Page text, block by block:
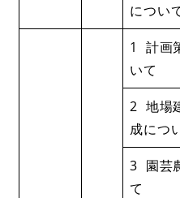
につい
1 計画
いて
2 地場
成につ
3 園芸
て